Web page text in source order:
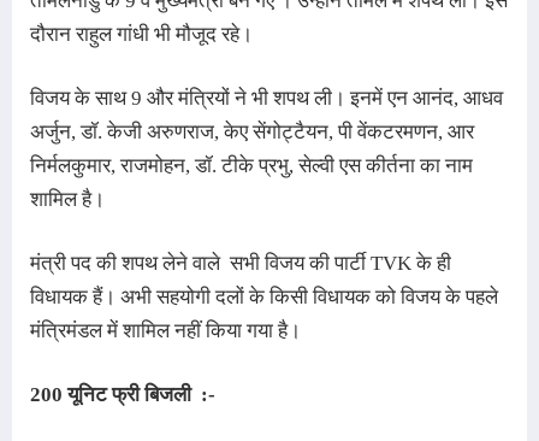
दौरान राहुल गांधी भी मौजूद रहे।
विजय के साथ 9 और मंत्रियों ने भी शपथ ली। इनमें एन आनंद, आधव
अर्जुन, डॉ. केजी अरुणराज, केए सेंगोट्टैयन, पी वेंकटरमणन, आर
निर्मलकुमार, राजमोहन, डॉ. टीके प्रभु, सेल्वी एस कीर्तना का नाम
शामिल है।
मंत्री पद की शपथ लेने वाले  सभी विजय की पार्टी TVK के ही
विधायक हैं। अभी सहयोगी दलों के किसी विधायक को विजय के पहले
मंत्रिमंडल में शामिल नहीं किया गया है।
200 यूनिट फ्री बिजली  :-